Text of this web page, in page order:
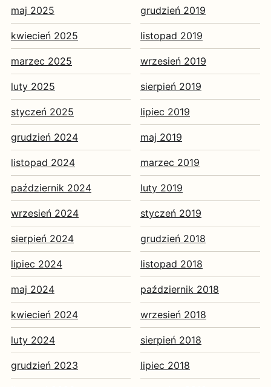
maj 2025
kwiecień 2025
marzec 2025
luty 2025
styczeń 2025
grudzień 2024
listopad 2024
październik 2024
wrzesień 2024
sierpień 2024
lipiec 2024
maj 2024
kwiecień 2024
luty 2024
grudzień 2023
grudzień 2019
listopad 2019
wrzesień 2019
sierpień 2019
lipiec 2019
maj 2019
marzec 2019
luty 2019
styczeń 2019
grudzień 2018
listopad 2018
październik 2018
wrzesień 2018
sierpień 2018
lipiec 2018